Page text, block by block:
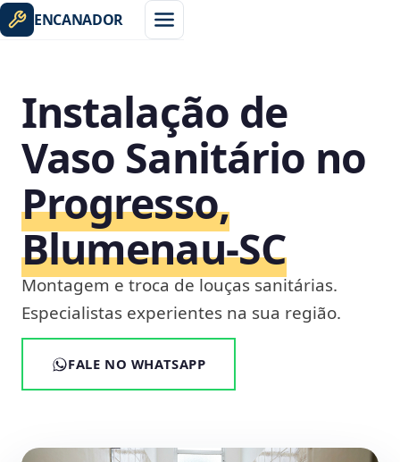
ENCANADOR
Instalação de
Vaso Sanitário no
Progresso,
Blumenau‑SC
Montagem e troca de louças sanitárias.
Especialistas experientes na sua região.
FALE NO WHATSAPP